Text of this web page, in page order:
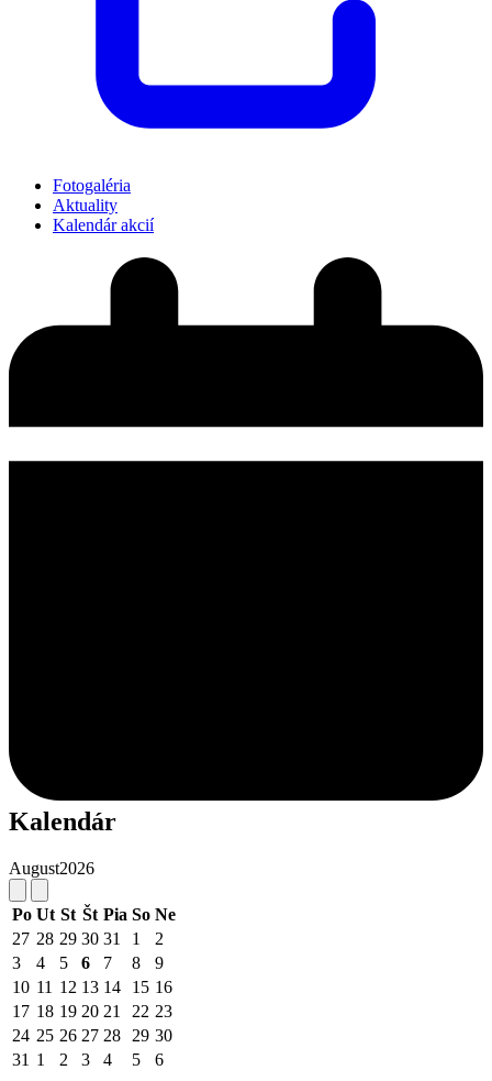
Fotogaléria
Aktuality
Kalendár akcií
Kalendár
August2026
Po Ut St Št Pia So Ne
27 28 29 30 31 1
2
3
4 5 6 7 8
9
10 11 12 13 14 15 16
17 18 19 20 21 22 23
24 25 26 27 28 29 30
31 1 2 3 4 5 6